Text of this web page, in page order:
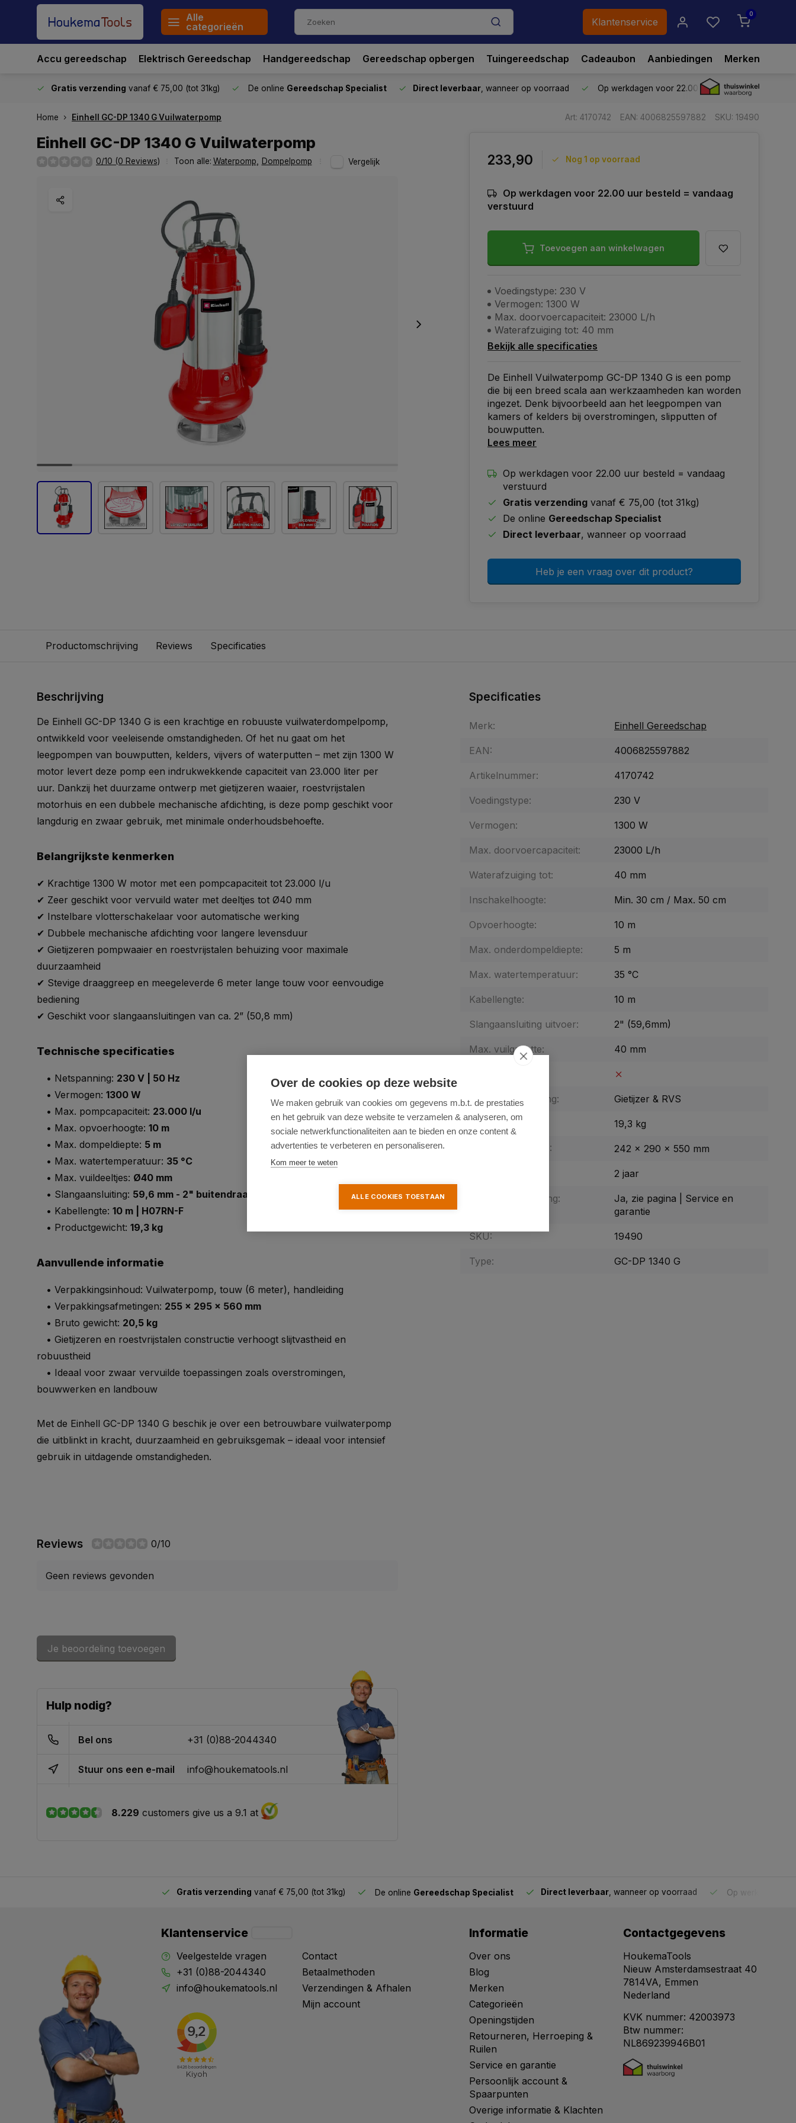
Alle
categorieën
Klantenservice
0
Accu gereedschap Elektrisch Gereedschap Handgereedschap Gereedschap opbergen Tuingereedschap Cadeaubon Aanbiedingen Merken
Gratis verzending vanaf € 75,00 (tot 31kg) De online Gereedschap Specialist Direct leverbaar , wanneer op voorraad Op werkdagen voor 22.00 uur besteld,vandaag
Home Einhell GC-DP 1340 G Vuilwaterpomp Art: 4170742 EAN: 4006825597882 SKU: 19490
Einhell GC-DP 1340 G Vuilwaterpomp
0/10 (0 Reviews) Toon alle: Waterpomp Dompelpomp Vergelijk 233,90 Nog 1 op voorraad
Op werkdagen voor 22.00 uur besteld = vandaag
verstuurd
Toevoegen aan winkelwagen
Voedingstype: 230 V
Vermogen: 1300 W
Max. doorvoercapaciteit: 23000 L/h
Waterafzuiging tot: 40 mm
Bekijk alle specificaties
De Einhell Vuilwaterpomp GC-DP 1340 G is een pomp
die bij een breed scala aan werkzaamheden kan worden
ingezet. Denk bijvoorbeeld aan het leegpompen van
kamers of kelders bij overstromingen, slipputten of
bouwputten.
Lees meer
Op werkdagen voor 22.00 uur besteld = vandaag
verstuurd
Gratis verzending vanaf € 75,00 (tot 31kg)
De online Gereedschap Specialist
Direct leverbaar, wanneer op voorraad
Heb je een vraag over dit product?
Productomschrijving Reviews Specificaties
Beschrijving
De Einhell GC-DP 1340 G is een krachtige en robuuste vuilwaterdompelpomp,
ontwikkeld voor veeleisende omstandigheden. Of het nu gaat om het
leegpompen van bouwputten, kelders, vijvers of waterputten – met zijn 1300 W
motor levert deze pomp een indrukwekkende capaciteit van 23.000 liter per
uur. Dankzij het duurzame ontwerp met gietijzeren waaier, roestvrijstalen
motorhuis en een dubbele mechanische afdichting, is deze pomp geschikt voor
langdurig en zwaar gebruik, met minimale onderhoudsbehoefte.
Belangrijkste kenmerken
✔ Krachtige 1300 W motor met een pompcapaciteit tot 23.000 l/u
✔ Zeer geschikt voor vervuild water met deeltjes tot Ø40 mm
✔ Instelbare vlotterschakelaar voor automatische werking
✔ Dubbele mechanische afdichting voor langere levensduur
✔ Gietijzeren pompwaaier en roestvrijstalen behuizing voor maximale
duurzaamheid
✔ Stevige draaggreep en meegeleverde 6 meter lange touw voor eenvoudige
bediening
✔ Geschikt voor slangaansluitingen van ca. 2” (50,8 mm)
Technische specificaties
• Netspanning: 230 V | 50 Hz
• Vermogen: 1300 W
• Max. pompcapaciteit: 23.000 l/u
• Max. opvoerhoogte: 10 m
• Max. dompeldiepte: 5 m
• Max. watertemperatuur: 35 °C
• Max. vuildeeltjes: Ø40 mm
• Slangaansluiting: 59,6 mm - 2" buitendraad
• Kabellengte: 10 m | H07RN-F
• Productgewicht: 19,3 kg
Aanvullende informatie
• Verpakkingsinhoud: Vuilwaterpomp, touw (6 meter), handleiding
• Verpakkingsafmetingen: 255 x 295 x 560 mm
• Bruto gewicht: 20,5 kg
• Gietijzeren en roestvrijstalen constructie verhoogt slijtvastheid en
robuustheid
• Ideaal voor zwaar vervuilde toepassingen zoals overstromingen,
bouwwerken en landbouw
Met de Einhell GC-DP 1340 G beschik je over een betrouwbare vuilwaterpomp
die uitblinkt in kracht, duurzaamheid en gebruiksgemak – ideaal voor intensief
gebruik in uitdagende omstandigheden.
Reviews 0/10
Geen reviews gevonden
Je beoordeling toevoegen
Hulp nodig?
Bel ons +31 (0)88-2044340
Stuur ons een e-mail info@houkematools.nl
8.229 customers give us a 9.1 at
Specificaties
Merk: Einhell Gereedschap
EAN: 4006825597882
Artikelnummer: 4170742
Voedingstype: 230 V
Vermogen: 1300 W
Max. doorvoercapaciteit: 23000 L/h
Waterafzuiging tot: 40 mm
Inschakelhoogte: Min. 30 cm / Max. 50 cm
Opvoerhoogte: 10 m
Max. onderdompeldiepte: 5 m
Max. watertemperatuur: 35 °C
Kabellengte: 10 m
Slangaansluiting uitvoer: 2" (59,6mm)
Max. vuilgrootte: 40 mm
Materiaal behuizing: Gietijzer & RVS
Gewicht: 19,3 kg
Afmeting (LxBxH): 242 x 290 x 550 mm
2 jaar
Garantie-verlenging:
Ja, zie pagina | Service en
garantie
SKU: 19490
Type: GC-DP 1340 G
Gratis verzending vanaf € 75,00 (tot 31kg) De online Gereedschap Specialist Direct leverbaar , wanneer op voorraad Op werkdagen
Klantenservice
Veelgestelde vragen
+31 (0)88-2044340
info@houkematools.nl
Contact
Betaalmethoden
Verzendingen & Afhalen
Mijn account
Informatie
Over ons
Blog
Merken
Categorieën
Openingstijden
Retourneren, Herroeping &
Ruilen
Service en garantie
Persoonlijk account &
Spaarpunten
Overige informatie & Klachten
Contactgegevens
HoukemaTools
Nieuw Amsterdamsestraat 40
7814VA, Emmen
Nederland
KVK nummer: 42003973
Btw nummer:
NL869239946B01
Over de cookies op deze website
We maken gebruik van cookies om gegevens m.b.t. de prestaties
en het gebruik van deze website te verzamelen & analyseren, om
sociale netwerkfunctionaliteiten aan te bieden en onze content &
advertenties te verbeteren en personaliseren.
Kom meer te weten
ALLE COOKIES TOESTAAN